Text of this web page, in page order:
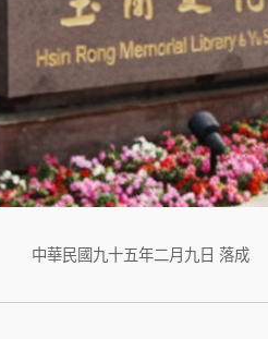
中華民國九十五年二月九日 落成